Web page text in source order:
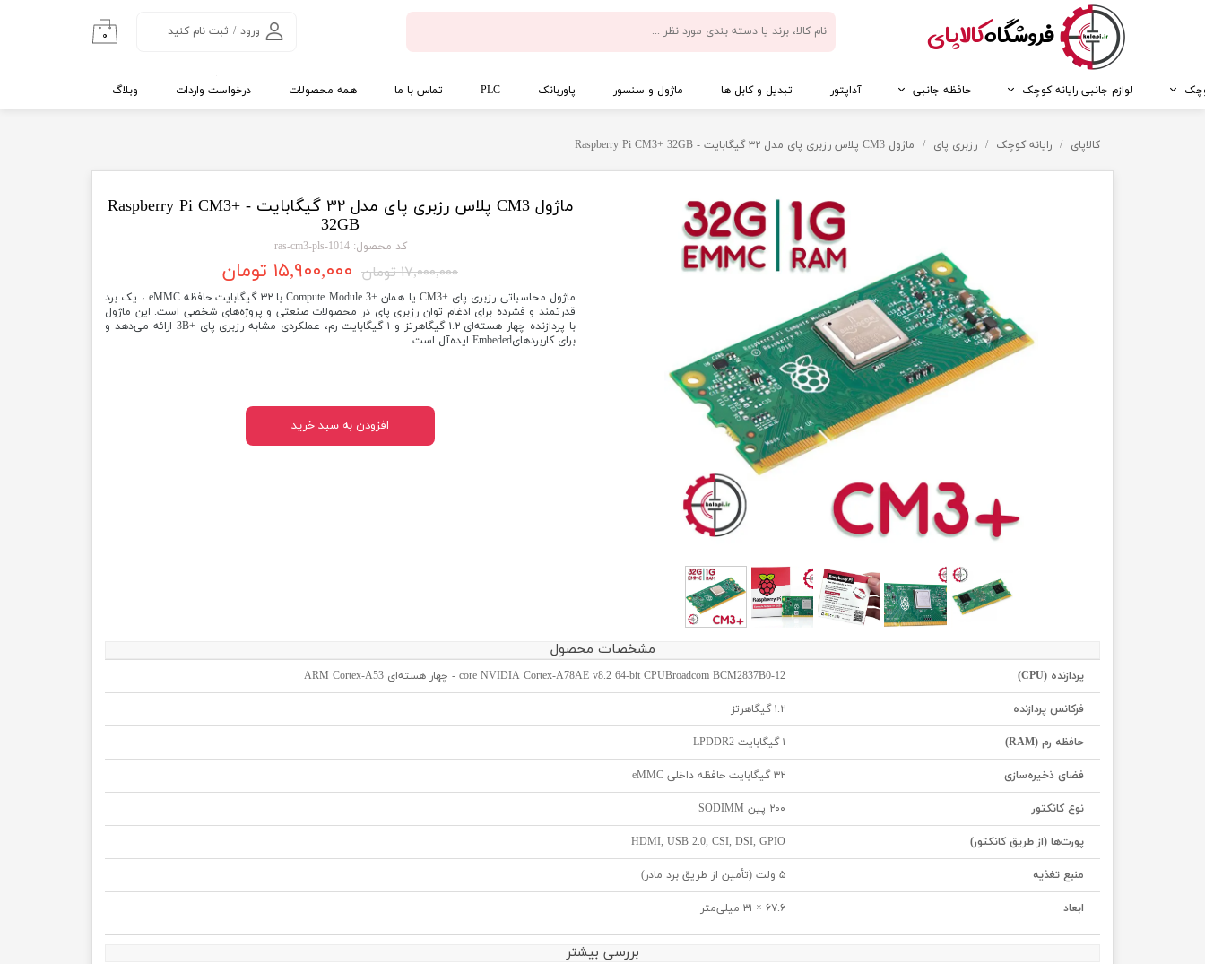
​فروشگاهکالاپای ورود / ثبت نام کنید
تغییر گذر واژه
کاربری
۰
لوازم جانبی رایانه کوچک حافظه جانبی آداپتور تبدیل و کابل ها ماژول و سنسور پاوربانک PLC تماس با ما همه محصولات درخواست واردات وبلاگ
کالاپای رایانه کوچک رزبری پای ماژول CM3 پلاس رزبری پای مدل ۳۲ گیگابایت - Raspberry Pi CM3+ 32GB
ماژول CM3 پلاس رزبری پای مدل ۳۲ گیگابایت - Raspberry Pi CM3+
32GB
کد محصول: 1014-ras-cm3-pls
۱۷,۰۰۰,۰۰۰ تومان ۱۵,۹۰۰,۰۰۰ تومان
ماژول محاسباتی رزبری پای +CM3 یا همان +Compute Module 3 با ۳۲ گیگابایت حافظه eMMC ، یک برد
قدرتمند و فشرده برای ادغام توان رزبری پای در محصولات صنعتی و پروژه‌های شخصی است. این ماژول
با پردازنده چهار هسته‌ای ۱.۲ گیگاهرتز و ۱ گیگابایت رم، عملکردی مشابه رزبری پای +3B ارائه می‌دهد و
برای کاربردهایEmbeded ایده‌آل است.
افزودن به سبد خرید
مشخصات محصول
پردازنده (CPU) 12-core NVIDIA Cortex-A78AE v8.2 64-bit CPUBroadcom BCM2837B0 - چهار هسته‌ای ARM Cortex-A53
فرکانس پردازنده ۱.۲ گیگاهرتز
حافظه رم (RAM) ۱ گیگابایت LPDDR2
فضای ذخیره‌سازی ۳۲ گیگابایت حافظه داخلی eMMC
نوع کانکتور ۲۰۰ پین SODIMM
پورت‌ها (از طریق کانکتور) HDMI, USB 2.0, CSI, DSI, GPIO
منبع تغذیه ۵ ولت (تأمین از طریق برد مادر)
ابعاد ۶۷.۶ × ۳۱ میلی‌متر
بررسی بیشتر